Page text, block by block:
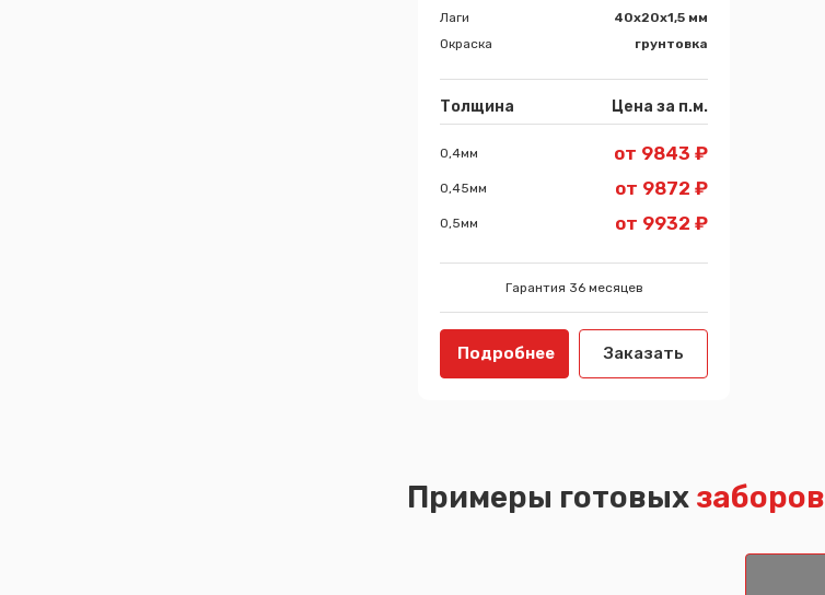
Лаги
40х20х1,5 мм
Окраска
грунтовка
Толщина Цена за п.м.
0,4мм от 9843 ₽
0,45мм от 9872 ₽
0,5мм от 9932 ₽
Гарантия 36 месяцев
Подробнее Заказать
Примеры готовых заборов